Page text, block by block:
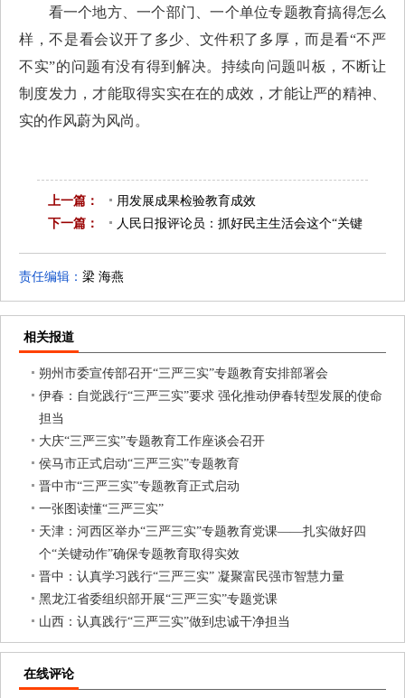
看一个地方、一个部门、一个单位专题教育搞得怎么
样，不是看会议开了多少、文件积了多厚，而是看“不严
不实”的问题有没有得到解决。持续向问题叫板，不断让
制度发力，才能取得实实在在的成效，才能让严的精神、
实的作风蔚为风尚。
上一篇：
用发展成果检验教育成效
已是第一篇
下一篇：
人民日报评论员：抓好民主生活会这个“关键
已是最后一篇
责任编辑： 梁 海燕
相关报道
朔州市委宣传部召开“三严三实”专题教育安排部署会
伊春：自觉践行“三严三实”要求 强化推动伊春转型发展的使命
担当
大庆“三严三实”专题教育工作座谈会召开
侯马市正式启动“三严三实”专题教育
晋中市“三严三实”专题教育正式启动
一张图读懂“三严三实”
天津：河西区举办“三严三实”专题教育党课——扎实做好四
个“关键动作”确保专题教育取得实效
晋中：认真学习践行“三严三实” 凝聚富民强市智慧力量
黑龙江省委组织部开展“三严三实”专题党课
山西：认真践行“三严三实”做到忠诚干净担当
在线评论